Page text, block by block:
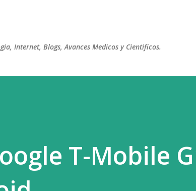
Internet, Blogs, Avances Medicos y Cientificos.
T-Mobile